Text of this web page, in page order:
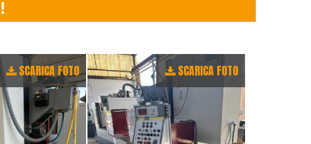
SCARICA FOTO SCARICA FOTO